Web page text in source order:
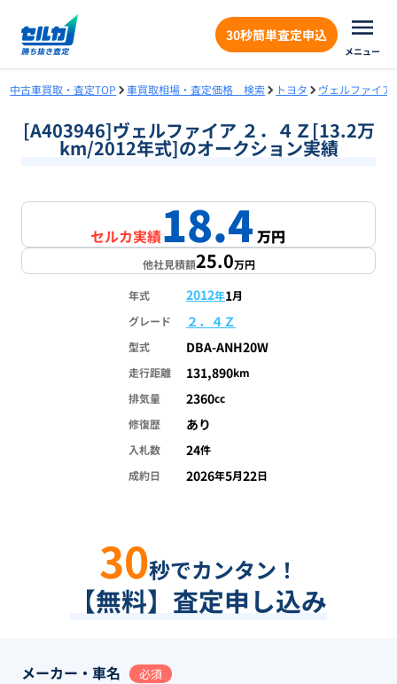
30秒簡単査定申込
メニュー
中古車買取・査定TOP 車買取相場・査定価格 検索 トヨタ ヴェルファイア
[A403946]ヴェルファイア ２．４Ｚ[13.2万
km/2012年式]のオークション実績
セルカ実績18.4万円
他社見積額25.0万円
年式 2012年1月
グレード
２．４Ｚ
型式 DBA-ANH20W
走行距離 131,890km
排気量
2360cc
修復歴
あり
入札数 24件
成約日
2026年5月22日
30秒でカンタン！
【無料】査定申し込み
メーカー・車名 必須